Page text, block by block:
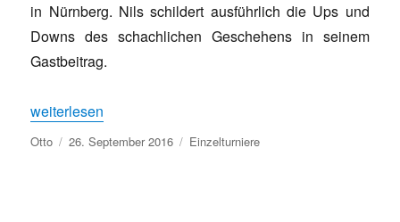
in Nürnberg. Nils schildert ausführlich die Ups und
Downs des schachlichen Geschehens in seinem
Gastbeitrag.
„Die Fantastischen Vier beim Zabo-Open“
weiterlesen
Autor
Otto Veröffentlicht
am
26. September 2016 Kategorien
Einzelturniere